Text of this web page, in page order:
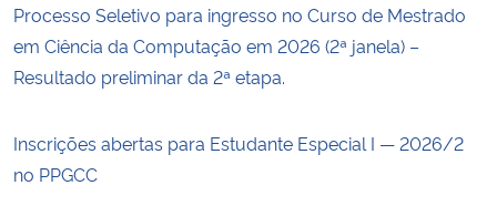
Processo Seletivo para ingresso no Curso de Mestrado
em Ciência da Computação em 2026 (2ª janela) –
Resultado preliminar da 2ª etapa.
Inscrições abertas para Estudante Especial I — 2026/2
no PPGCC